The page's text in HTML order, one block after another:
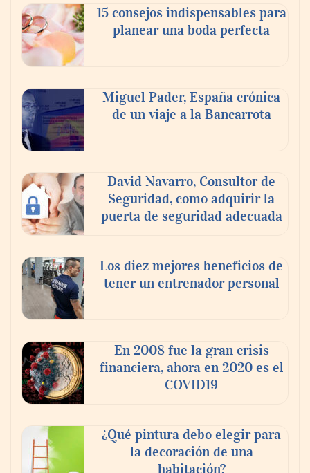
mejoran su motivación, fluidez y logro de
objetivos, según un estudio
COSITAL valora positivamente el nuevo
modelo de colaboración para reforzar la
capacidad técnica de los ayuntamientos
15 consejos indispensables para
planear una boda perfecta
Miguel Pader, España crónica
de un viaje a la Bancarrota
David Navarro, Consultor de
Seguridad, como adquirir la
puerta de seguridad adecuada
Los diez mejores beneficios de
tener un entrenador personal
En 2008 fue la gran crisis
financiera, ahora en 2020 es el
COVID19
¿Qué pintura debo elegir para
la decoración de una
habitación?